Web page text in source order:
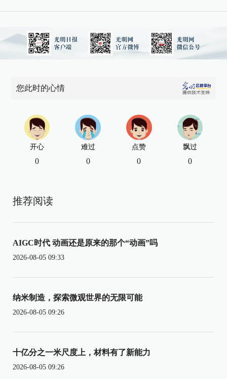
您此时的心情
开心
0
难过
0
点赞
0
飘过
0
推荐阅读
AIGC时代 动画还是原来的那个“动画”吗
2026-08-05 09:33
纳米制造，探索微观世界的无限可能
2026-08-05 09:26
十亿分之一米尺度上，材料有了新能力
2026-08-05 09:26